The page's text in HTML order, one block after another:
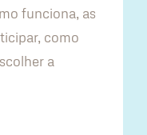
funciona, as
como
a